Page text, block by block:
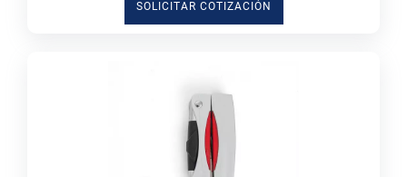
SOLICITAR COTIZACIÓN